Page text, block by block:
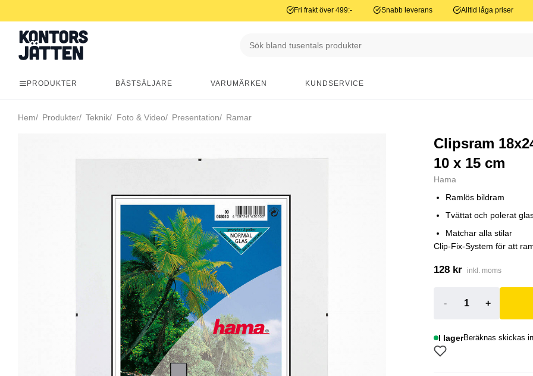
Fri frakt över 499:- Snabb leverans Alltid låga priser
PRODUKTER BÄSTSÄLJARE VARUMÄRKEN KUNDSERVICE
Hem Produkter Teknik Foto & Video Presentation Ramar
Clipsram
10 x 15 cm
Hama
Ramlös bildram
Tvättat och polerat
Matchar alla stilar
Clip-Fix-System för att
128 kr inkl. moms
- +
I lagerBeräknas skickas